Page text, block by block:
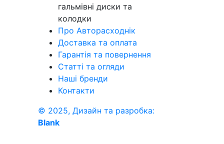
гальмівні диски та
колодки
Про Авторасходнік
Доставка та оплата
Гарантія та повернення
Статті та огляди
Наші бренди
Контакти
© 2025, Дизайн та разробка:
Blank